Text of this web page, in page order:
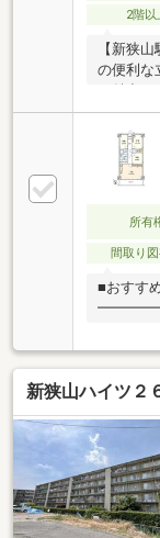
2階以
【新狭
の便利な
（2026
らお料
い宅配
い設備
あり、
眺望良
ります
所有
間取り
■おすす
洗浄便座
テムキ
換 トイ
替 フロ
器交換（
件ご購入
の返済例
す。・ご
せくださ
新狭山ハイツ